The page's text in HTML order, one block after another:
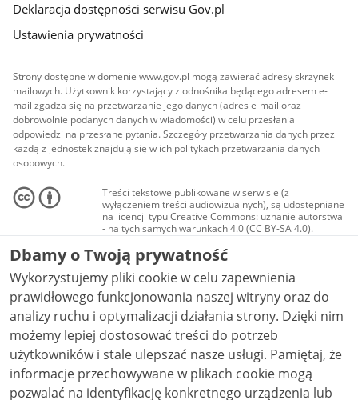
Deklaracja dostępności serwisu Gov.pl
Ustawienia prywatności
Strony dostępne w domenie www.gov.pl mogą zawierać adresy skrzynek
mailowych. Użytkownik korzystający z odnośnika będącego adresem e-
mail zgadza się na przetwarzanie jego danych (adres e-mail oraz
dobrowolnie podanych danych w wiadomości) w celu przesłania
odpowiedzi na przesłane pytania. Szczegóły przetwarzania danych przez
każdą z jednostek znajdują się w ich politykach przetwarzania danych
osobowych.
Treści tekstowe publikowane w serwisie (z
wyłączeniem treści audiowizualnych), są udostępniane
na licencji typu Creative Commons: uznanie autorstwa
- na tych samych warunkach 4.0 (CC BY-SA 4.0).
Materiały audiowizualne, w tym zdjęcia, materiały
audio i wideo, są udostępniane na licencji typu
Creative Commons: uznanie autorstwa użycie
niekomercyjne - bez utworów zależnych 4.0 (CC BY-
NC-ND 4.0), o ile nie jest to stwierdzone inaczej.
Dbamy o Twoją prywatność
Wykorzystujemy pliki cookie w celu zapewnienia
prawidłowego funkcjonowania naszej witryny oraz do
analizy ruchu i optymalizacji działania strony. Dzięki nim
możemy lepiej dostosować treści do potrzeb
użytkowników i stale ulepszać nasze usługi. Pamiętaj, że
informacje przechowywane w plikach cookie mogą
pozwalać na identyfikację konkretnego urządzenia lub